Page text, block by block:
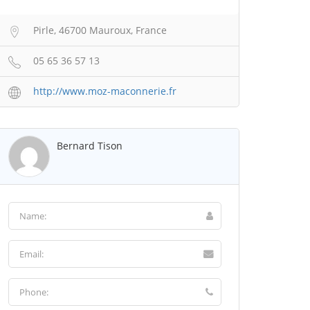
Pirle, 46700 Mauroux, France
05 65 36 57 13
http://www.moz-maconnerie.fr
Bernard Tison